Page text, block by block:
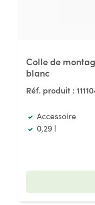
Colle de
blanc
Réf. produit :
Accessoire
0,29 l